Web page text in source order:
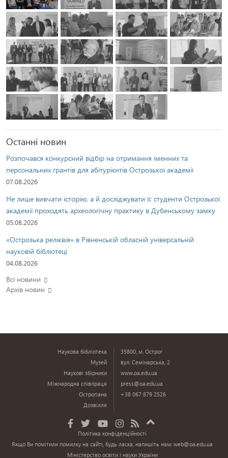
Останні новин
Розпочався конкурсний відбір на отримання іменних та
персональних грантів для абітурієнтів Острозької академії
07.08.2026
Не лише вивчати історію, а й досліджувати її: студенти Острозької
академії проходять археологічну практику в Дубенському замку
05.08.2026
«Острозька реліквія» в Рівненській обласній універсальній
науковій бібліотеці
04.08.2026
Всі новини
Архів новин
Наукова бібліотека
Музей
Наукові збірники
Міжнародна співпраця
Острогіана
Дозвілля
35800, м. Острог
вул. Семінарська, 2
www.oa.edu.ua
press@oa.edu.ua
+38 067 879 2526
Політика конфіденційності
Якщо Ви помітили помилку на сайті, будь ласка, напишіть нам:web@oa.edu.ua
Міністерство освіти і науки України